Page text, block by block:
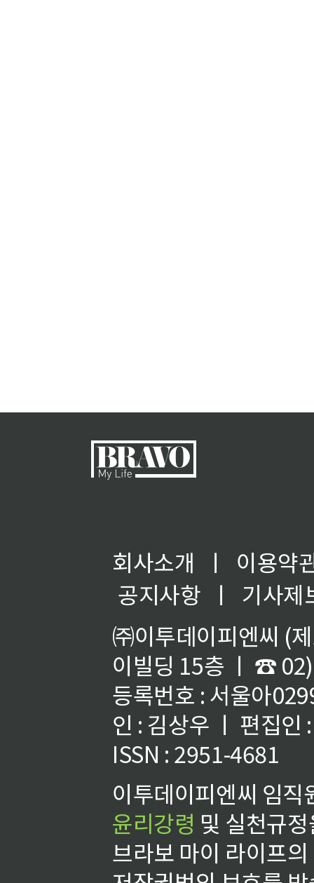
회사소개 ㅣ
이용약
공지사항
ㅣ
기사제
㈜이투데이피엔씨 (
이빌딩 15층 ㅣ ☎
등록번호 : 서울아
인 : 김상우 ㅣ 편집인
ISSN : 2951-4681
이투데이피엔씨 임
윤리강령 및 실천규
브라보 마이 라이프